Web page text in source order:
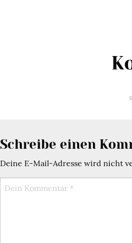
Schreibe einen
Deine E-Mail-Adresse wird nicht